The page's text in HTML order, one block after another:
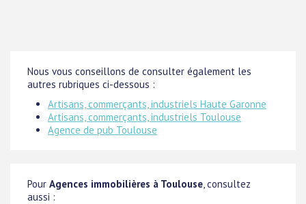
Nous vous conseillons de consulter également les
autres rubriques ci-dessous :
Artisans, commerçants, industriels Haute Garonne
Artisans, commerçants, industriels Toulouse
Agence de pub Toulouse
Pour Agences immobilières à Toulouse, consultez
aussi :